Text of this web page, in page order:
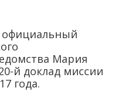
официальный
Мария
й доклад миссии
года.